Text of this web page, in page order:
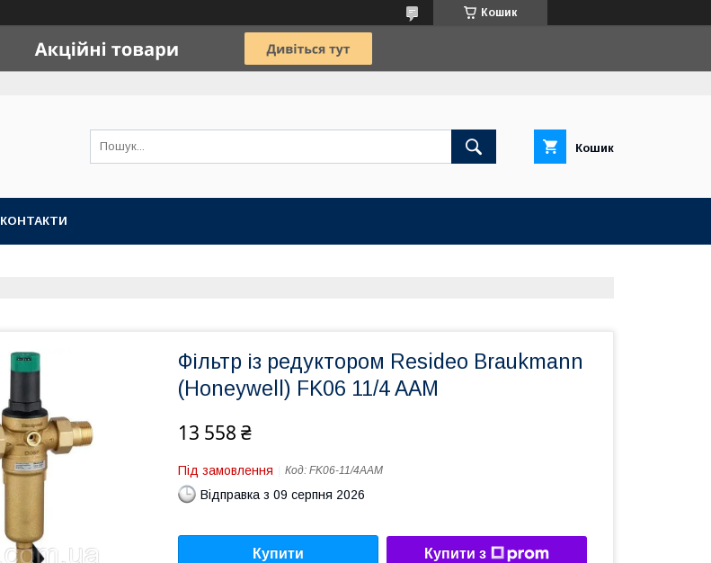
Кошик
Кошик
КОНТАКТИ
Фільтр із редуктором Resideo Braukmann
(Honeywell) FK06 11/4 AAM
13 558 ₴
Під замовлення Код: FK06-11/4AAM
Відправка з 09 серпня 2026
Купити Купити з